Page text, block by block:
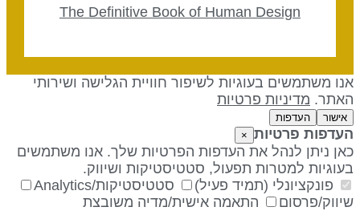
The Definitive Book of Human Design
משתמשים בעוגיות לשיפור חוויית הגלישה ושירותי
מדיניות פרטיות
אישור העדפות
פרטיות ×
ניתן לנהל את העדפות הפרטיות שלך. אנו משתמשים
למטרות תפעול, סטטיסטיקות ושיווק.
פונקציונלי (תמיד פעיל)
סטטיסטיקות/Analytics
פרסום
התאמה אישית/מדיה משובצת